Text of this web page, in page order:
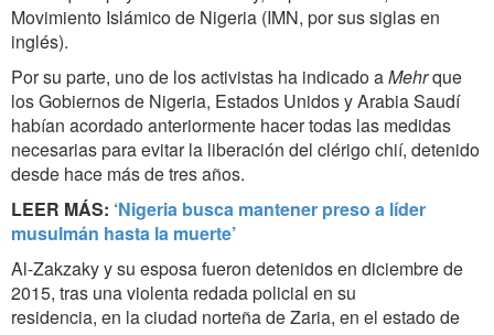
Movimiento Islámico de Nigeria (IMN, por sus siglas en
inglés).
Por su parte, uno de los activistas ha indicado aMehrque
los Gobiernos de Nigeria, Estados Unidos y Arabia Saudí
habían acordado anteriormente hacer todas las medidas
necesarias para evitar la liberación del clérigo chií, detenido
desde hace más de tres años.
LEER MÁS: ‘Nigeria busca mantener preso a líder
musulmán hasta la muerte’
Al-Zakzaky y su esposa fueron detenidos en diciembre de
2015, tras una violenta redada policial en su
residencia, en la ciudad norteña de Zaria, en el estado de